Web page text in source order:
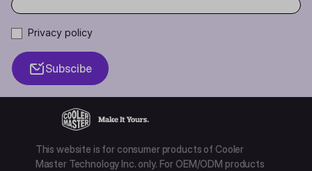
Privacy policy
Subscibe
This website is for consumer products of Cooler
Master Technology Inc. only. For OEM/ODM products